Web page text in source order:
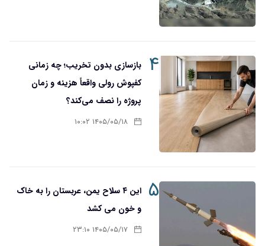
۴
بازسازی بدون تخریب؛ چه زمانی
کفپوش رولی واقعاً هزینه و زمان
پروژه را نصف می‌کند؟
۱۴۰۵/۰۵/۱۸ ۱۰:۰۲
۵
این ۴ سلاح یمن، عربستان را به خاک
و خون می کشد
۱۴۰۵/۰۵/۱۷ ۲۳:۱۰